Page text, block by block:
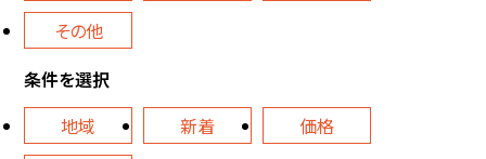
その他
条件を選択
地域
新着
価格